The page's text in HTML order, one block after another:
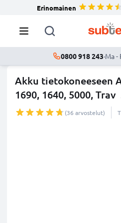
Erinomainen
0800 918 243·Ma -
Akku tietokoneeseen
1690, 1640, 5000, Trav
(36 arvostelut)